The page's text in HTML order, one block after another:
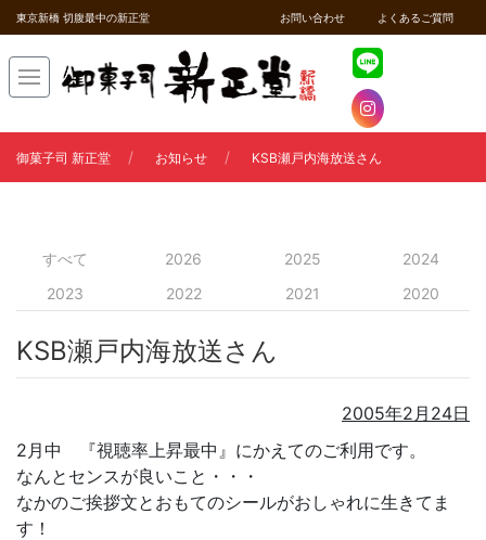
東京新橋 切腹最中の新正堂 お問い合わせ よくあるご質問
御菓子司 新正堂 お知らせ KSB瀬戸内海放送さん
すべて 2026 2025
2024
2023
2022 2021 2020
KSB瀬戸内海放送さん
2005年2月24日
2月中 『視聴率上昇最中』にかえてのご利用です。
なんとセンスが良いこと・・・
なかのご挨拶文とおもてのシールがおしゃれに生きてま
す！